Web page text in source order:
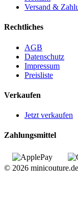
Versand &
Rechtliches
AGB
Datenschutz
Impressum
Preisliste
Verkaufen
Jetzt verkaufen
Zahlungsmittel
© 2026